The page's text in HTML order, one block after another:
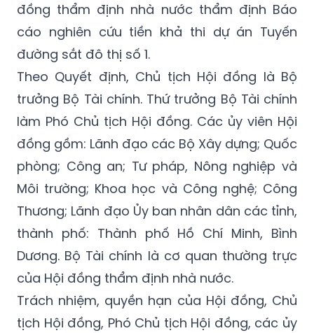
đồng thẩm định nhà nước thẩm định Báo
cáo nghiên cứu tiền khả thi dự án Tuyến
đường sắt đô thị số 1.
Theo Quyết định, Chủ tịch Hội đồng là Bộ
trưởng Bộ Tài chính. Thứ trưởng Bộ Tài chính
làm Phó Chủ tịch Hội đồng. Các ủy viên Hội
đồng gồm: Lãnh đạo các Bộ Xây dựng; Quốc
phòng; Công an; Tư pháp, Nông nghiệp và
Môi trường; Khoa học và Công nghệ; Công
Thương; Lãnh đạo Ủy ban nhân dân các tỉnh,
thành phố: Thành phố Hồ Chí Minh, Bình
Dương. Bộ Tài chính là cơ quan thường trực
của Hội đồng thẩm định nhà nước.
Trách nhiệm, quyền hạn của Hội đồng, Chủ
tịch Hội đồng, Phó Chủ tịch Hội đồng, các ủy